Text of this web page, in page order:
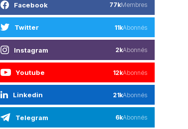
Facebook 77kMembres
Twitter 11kAbonnés
Instagram 2kAbonnés
Youtube 12kAbonnés
Linkedin 21kAbonnés
Telegram 6kAbonnés